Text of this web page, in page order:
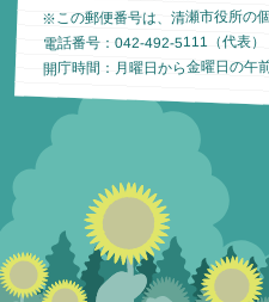
※この郵便番号は、清瀬市役所の
電話番号：042-492-5111（代表）
開庁時間：月曜日から金曜日の午